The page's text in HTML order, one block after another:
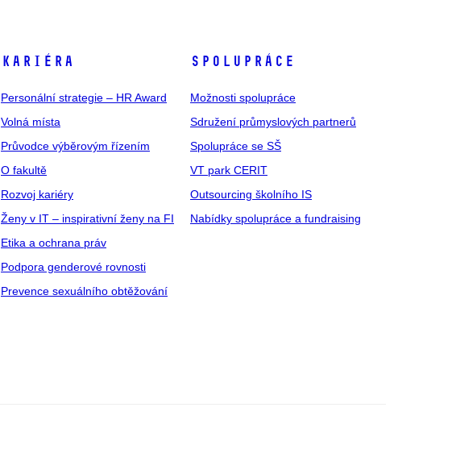
KARIÉRA
Personální strategie – HR Award
Volná místa
Průvodce výběrovým řízením
O fakultě
Rozvoj kariéry
Ženy v IT – inspirativní ženy na FI
Etika a ochrana práv
Podpora genderové rovnosti
Prevence sexuálního obtěžování
SPOLUPRÁCE
Možnosti spolupráce
Sdružení průmyslových partnerů
Spolupráce se SŠ
VT park CERIT
Outsourcing školního IS
Nabídky spolupráce a fundraising